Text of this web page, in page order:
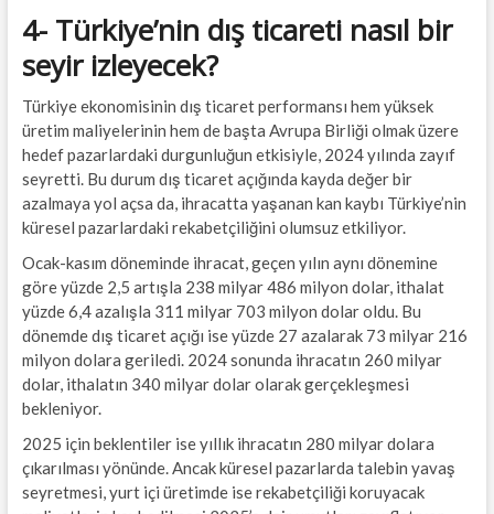
4- Türkiye’nin dış ticareti nasıl bir
seyir izleyecek?
Türkiye ekonomisinin dış ticaret performansı hem yüksek
üretim maliyelerinin hem de başta Avrupa Birliği olmak üzere
hedef pazarlardaki durgunluğun etkisiyle, 2024 yılında zayıf
seyretti. Bu durum dış ticaret açığında kayda değer bir
azalmaya yol açsa da, ihracatta yaşanan kan kaybı Türkiye’nin
küresel pazarlardaki rekabetçiliğini olumsuz etkiliyor.
Ocak-kasım döneminde ihracat, geçen yılın aynı dönemine
göre yüzde 2,5 artışla 238 milyar 486 milyon dolar, ithalat
yüzde 6,4 azalışla 311 milyar 703 milyon dolar oldu. Bu
dönemde dış ticaret açığı ise yüzde 27 azalarak 73 milyar 216
milyon dolara geriledi. 2024 sonunda ihracatın 260 milyar
dolar, ithalatın 340 milyar dolar olarak gerçekleşmesi
bekleniyor.
2025 için beklentiler ise yıllık ihracatın 280 milyar dolara
çıkarılması yönünde. Ancak küresel pazarlarda talebin yavaş
seyretmesi, yurt içi üretimde ise rekabetçiliği koruyacak